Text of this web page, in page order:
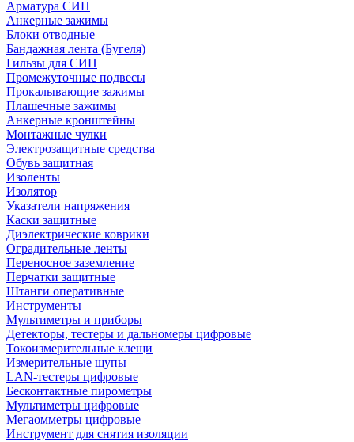
Арматура СИП
Анкерные зажимы
Блоки отводные
Бандажная лента (Бугеля)
Гильзы для СИП
Промежуточные подвесы
Прокалывающие зажимы
Плашечные зажимы
Анкерные кронштейны
Монтажные чулки
Электрозащитные средства
Обувь защитная
Изоленты
Изолятор
Указатели напряжения
Каски защитные
Диэлектрические коврики
Оградительные ленты
Переносное заземление
Перчатки защитные
Штанги оперативные
Инструменты
Мультиметры и приборы
Детекторы, тестеры и дальномеры цифровые
Токоизмерительные клещи
Измерительные щупы
LAN-тестеры цифровые
Бесконтактные пирометры
Мультиметры цифровые
Мегаомметры цифровые
Инструмент для снятия изоляции